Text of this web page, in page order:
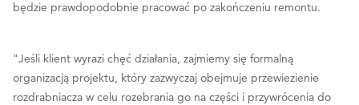
będzie prawdopodobnie pracować po zakończeniu remontu.
"Jeśli klient wyrazi chęć działania, zajmiemy się formalną
organizacją projektu, który zazwyczaj obejmuje przewiezienie
rozdrabniacza w celu rozebrania go na części i przywrócenia do